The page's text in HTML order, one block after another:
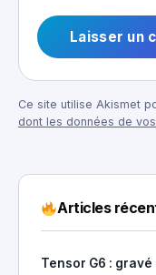
Ce site utilise Akismet
dont les données de
Articles
Tensor G6 :